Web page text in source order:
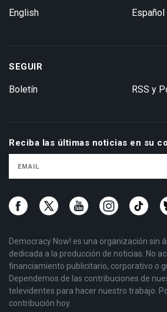
English Español
SEGUIR
Boletín RSS y
Reciba las últimas noticias en su
Democracy Now! es una organización sin
dedicada a la producción de noticias. No
financiamiento publicitario, corporativo o
Dependemos de las contribuciones de
televidentes para hacer nuestro trabajo.
contribución hoy.